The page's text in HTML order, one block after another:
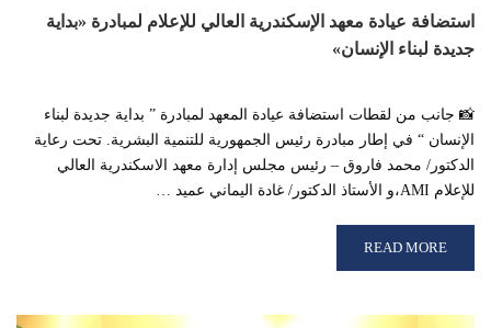
استضافة عيادة معهد الإسكندرية العالي للإعلام لمبادرة «بداية
جديدة لبناء الإنسان»
📸 جانب من لقطات استضافة عيادة المعهد لمبادرة ” بداية جديدة لبناء
الإنسان “ في إطار مبادرة رئيس الجمهورية للتنمية البشرية. تحت رعاية
الدكتور/ محمد فاروق – رئيس مجلس إدارة معهد الاسكندرية العالي
للإعلام AMI،و الأستاذ الدكتور/ غادة اليماني عميد …
READ MORE ABOUT استضافة عيادة معهد الإسكندرية العالي للإعلام لمبادرة «بداية جديدة لبناء الإنسان»
READ MORE